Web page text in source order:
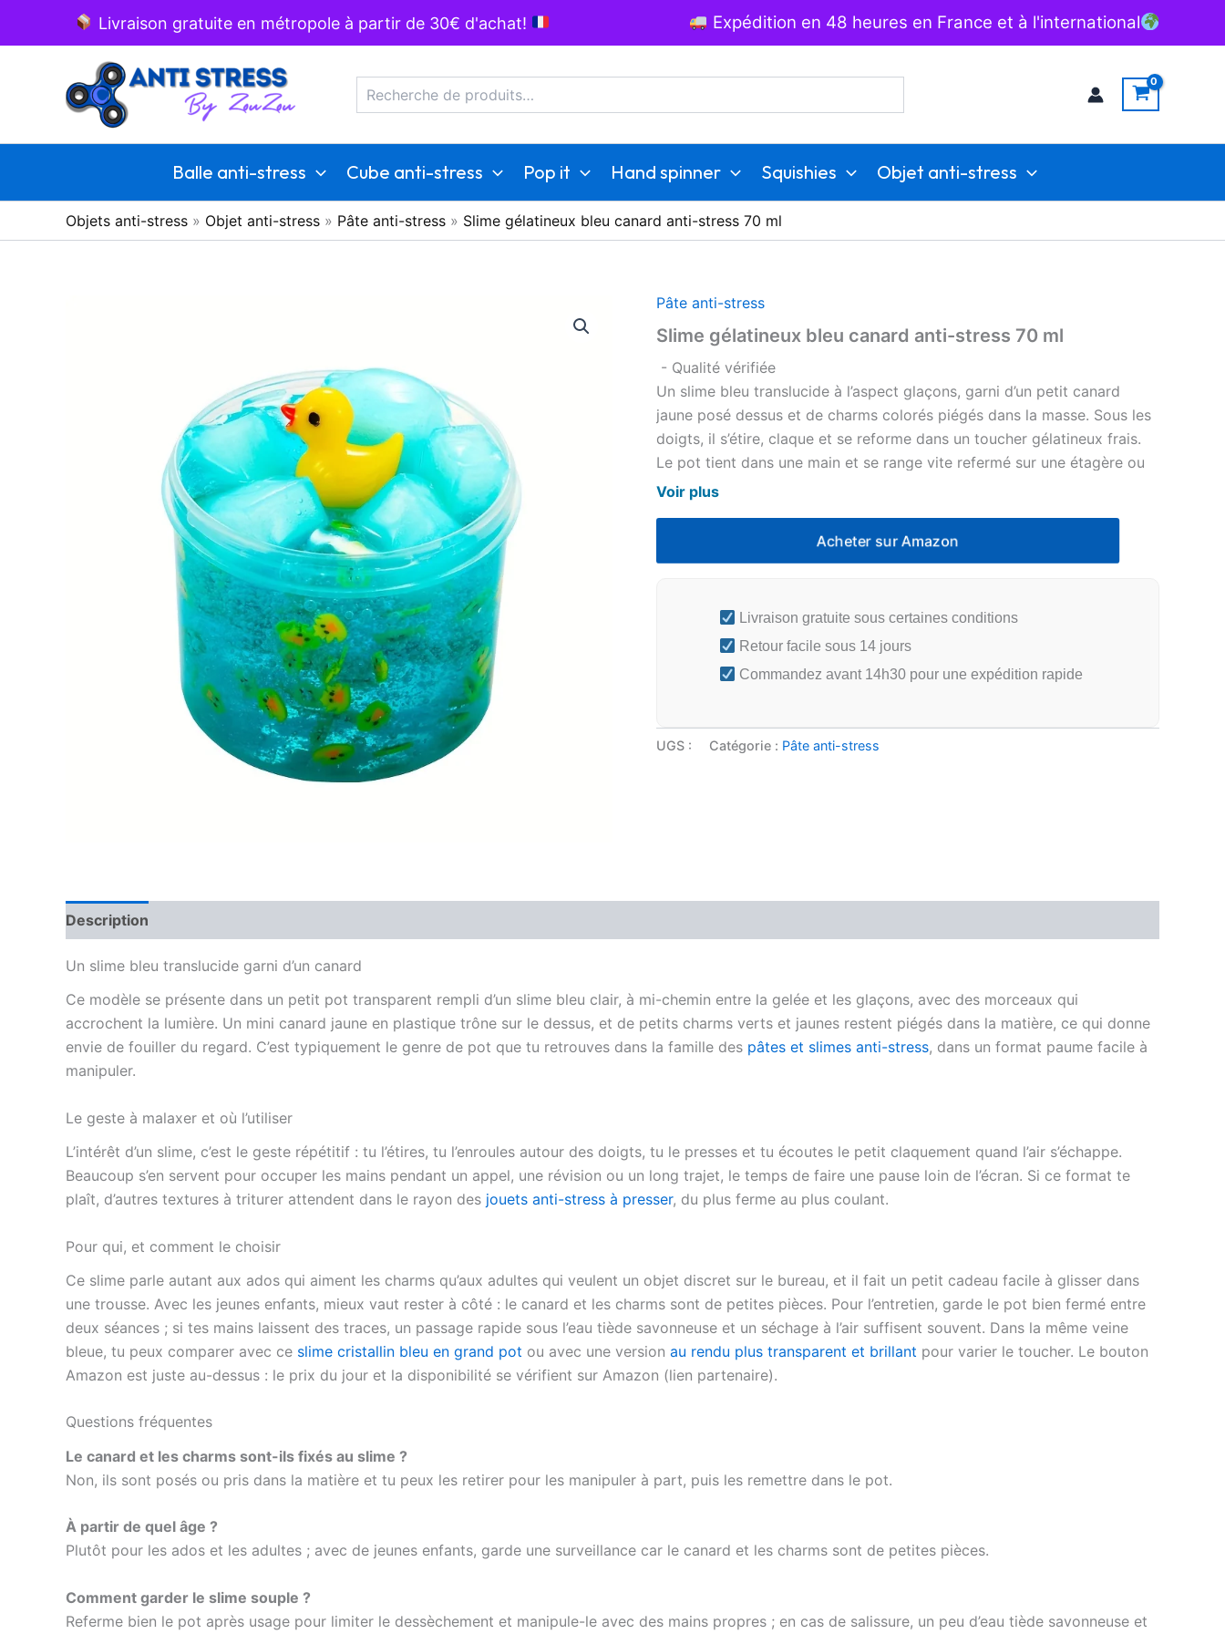
Livraison gratuite en métropole à partir de 30€ d'achat! Expédition en 48 heures en France et à l'international
Balle anti-stress Cube anti-stress Pop it Hand spinner Squishies Objet anti-stress
Objets anti-stress » Objet anti-stress » Pâte anti-stress » Slime gélatineux bleu canard anti-stress 70 ml
Pâte anti-stress
Slime gélatineux bleu canard anti-stress 70 ml
- Qualité vérifiée
Un slime bleu translucide à l’aspect glaçons, garni d’un petit canard
jaune posé dessus et de charms colorés piégés dans la masse. Sous les
doigts, il s’étire, claque et se reforme dans un toucher gélatineux frais.
Le pot tient dans une main et se range vite refermé sur une étagère ou
un bureau.
Voir plus
Acheter sur Amazon
Livraison gratuite sous certaines conditions
Retour facile sous 14 jours
Commandez avant 14h30 pour une expédition rapide
UGS : Catégorie : Pâte anti-stress
Description
Un slime bleu translucide garni d’un canard
Ce modèle se présente dans un petit pot transparent rempli d’un slime bleu clair, à mi-chemin entre la gelée et les glaçons, avec des morceaux qui
accrochent la lumière. Un mini canard jaune en plastique trône sur le dessus, et de petits charms verts et jaunes restent piégés dans la matière, ce qui donne
envie de fouiller du regard. C’est typiquement le genre de pot que tu retrouves dans la famille des pâtes et slimes anti-stress, dans un format paume facile à
manipuler.
Le geste à malaxer et où l’utiliser
L’intérêt d’un slime, c’est le geste répétitif : tu l’étires, tu l’enroules autour des doigts, tu le presses et tu écoutes le petit claquement quand l’air s’échappe.
Beaucoup s’en servent pour occuper les mains pendant un appel, une révision ou un long trajet, le temps de faire une pause loin de l’écran. Si ce format te
plaît, d’autres textures à triturer attendent dans le rayon des jouets anti-stress à presser, du plus ferme au plus coulant.
Pour qui, et comment le choisir
Ce slime parle autant aux ados qui aiment les charms qu’aux adultes qui veulent un objet discret sur le bureau, et il fait un petit cadeau facile à glisser dans
une trousse. Avec les jeunes enfants, mieux vaut rester à côté : le canard et les charms sont de petites pièces. Pour l’entretien, garde le pot bien fermé entre
deux séances ; si tes mains laissent des traces, un passage rapide sous l’eau tiède savonneuse et un séchage à l’air suffisent souvent. Dans la même veine
bleue, tu peux comparer avec ce slime cristallin bleu en grand pot ou avec une version au rendu plus transparent et brillant pour varier le toucher. Le bouton
Amazon est juste au-dessus : le prix du jour et la disponibilité se vérifient sur Amazon (lien partenaire).
Questions fréquentes
Le canard et les charms sont-ils fixés au slime ?
Non, ils sont posés ou pris dans la matière et tu peux les retirer pour les manipuler à part, puis les remettre dans le pot.
À partir de quel âge ?
Plutôt pour les ados et les adultes ; avec de jeunes enfants, garde une surveillance car le canard et les charms sont de petites pièces.
Comment garder le slime souple ?
Referme bien le pot après usage pour limiter le dessèchement et manipule-le avec des mains propres ; en cas de salissure, un peu d’eau tiède savonneuse et